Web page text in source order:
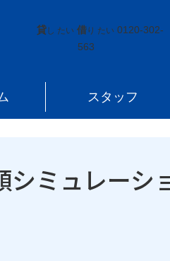
貸し たい 借り たい 0120-302-
563
スタッフ
ミュレーシ